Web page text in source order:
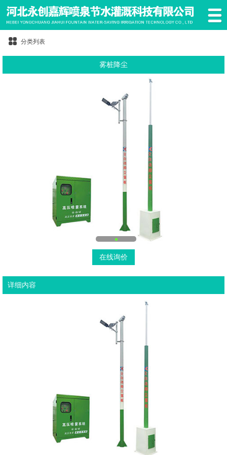
分类列表
雾桩降尘
在线询价
详细内容